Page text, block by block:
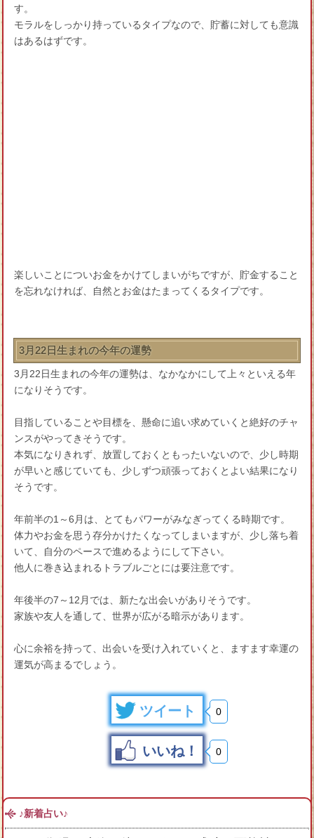
す。
モラルをしっかり持っているタイプなので、貯蓄に対しても意識
はあるはずです。
楽しいことについお金をかけてしまいがちですが、貯金すること
を忘れなければ、自然とお金はたまってくるタイプです。
3月22日生まれの今年の運勢
3月22日生まれの今年の運勢は、なかなかにして上々といえる年
になりそうです。
目指していることや目標を、懸命に追い求めていくと絶好のチャ
ンスがやってきそうです。
本気になりきれず、放置しておくともったいないので、少し時期
が早いと感じていても、少しずつ頑張っておくとよい結果になり
そうです。
年前半の1～6月は、とてもパワーがみなぎってくる時期です。
体力やお金を思う存分かけたくなってしまいますが、少し落ち着
いて、自分のペースで進めるようにして下さい。
他人に巻き込まれるトラブルごとには要注意です。
年後半の7～12月では、新たな出会いがありそうです。
家族や友人を通して、世界が広がる暗示があります。
心に余裕を持って、出会いを受け入れていくと、ますます幸運の
運気が高まるでしょう。
ツイート 0
いいね！ 0
♪新着占い♪